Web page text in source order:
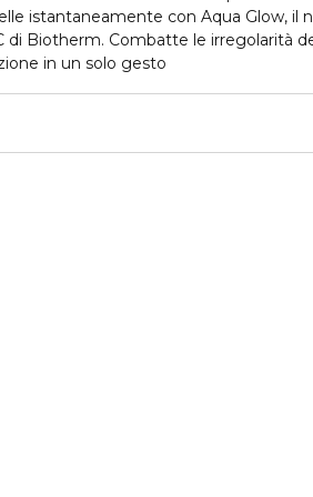
istantaneamente con Aqua Glow, il
di Biotherm. Combatte le irregolarità
in un solo gesto